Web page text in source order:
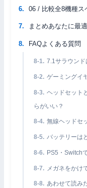
06 / 比較全8機種ス
まとめあなたに最
FAQよくある質問
7.1サラウンド
ゲーミングイ
ヘッドセット
らがいい？
無線ヘッドセ
バッテリーは
PS5・Switch
メガネをかけ
あわせて読み